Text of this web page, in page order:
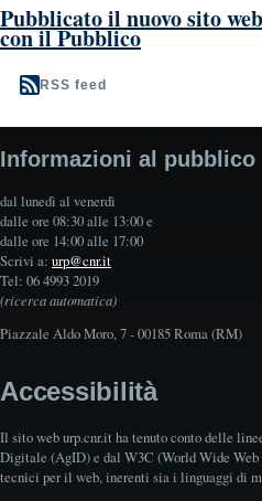
Pubblicato il nuovo sito
con il Pubblico
RSS feed
Informazioni al pubblico
dal lunedì al venerdì
dalle ore 08:30 alle 13:00 e
dalle ore 14:00 alle 17:00
Scrivi a: urp@cnr.it
Tel: 06 4993 2019
(ricerca automatica)
Piazzale Aldo Moro, 7 - 00185 Roma (RM)
Accessibilità
Il sito web urp.cnr.it ha tenuto conto delle
Digitale (AgID) e dal W3C (World Wide
tecnici per il web, inerenti sia i linguaggi di